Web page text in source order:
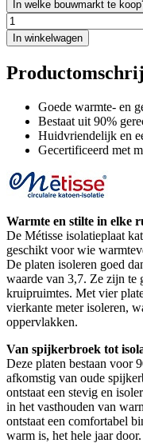
In welke bouwmarkt te
In winkelwagen
Goede warmte- en
Bestaat uit 90%
Huidvriendelijk en
Gecertificeerd met
Warmte en stilte in elke
De Métisse isolatieplaat
geschikt voor wie
De platen isoleren goed
waarde van 3,7. Ze zijn te
kruipruimtes. Met vier
vierkante meter isoleren,
oppervlakken.
Van spijkerbroek tot
Deze platen bestaan voor
afkomstig van oude
ontstaat een stevig en
in het vasthouden van
ontstaat een comfortabel
warm is, het hele jaar door.